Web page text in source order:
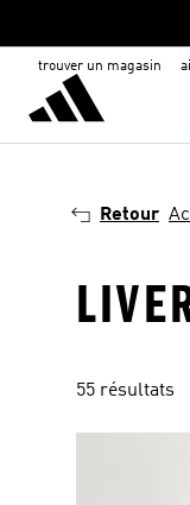
trouver un magasin
Retour
55 résultats